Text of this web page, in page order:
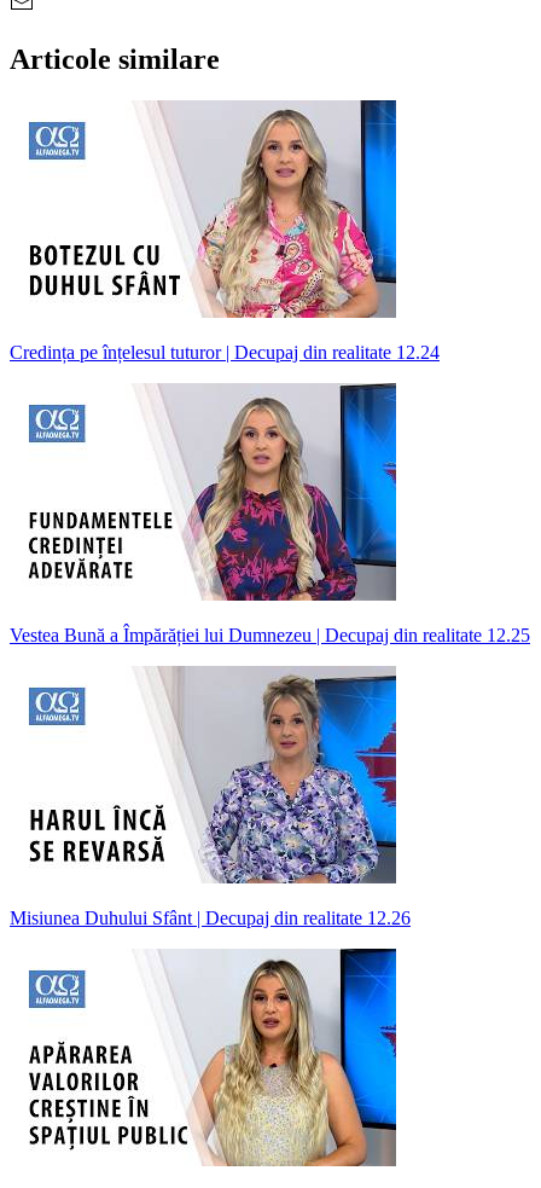
Articole similare
Credința pe înțelesul tuturor | Decupaj din realitate 12.24
Vestea Bună a Împărăției lui Dumnezeu | Decupaj din realitate 12.25
Misiunea Duhului Sfânt | Decupaj din realitate 12.26